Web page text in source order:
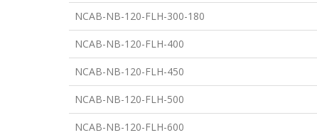
NCAB-NB-120-FLH-300-180
NCAB-NB-120-FLH-400
NCAB-NB-120-FLH-450
NCAB-NB-120-FLH-500
NCAB-NB-120-FLH-600